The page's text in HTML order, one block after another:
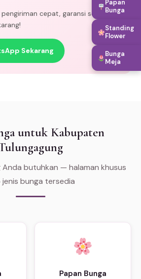
cepat, garansi segar.
Sekarang
untuk Kabupaten
Anda butuhkan — halaman khusus
jenis bunga tersedia
Papan Bunga
Papan
Bunga
Standing
Flower
Bunga
Meja